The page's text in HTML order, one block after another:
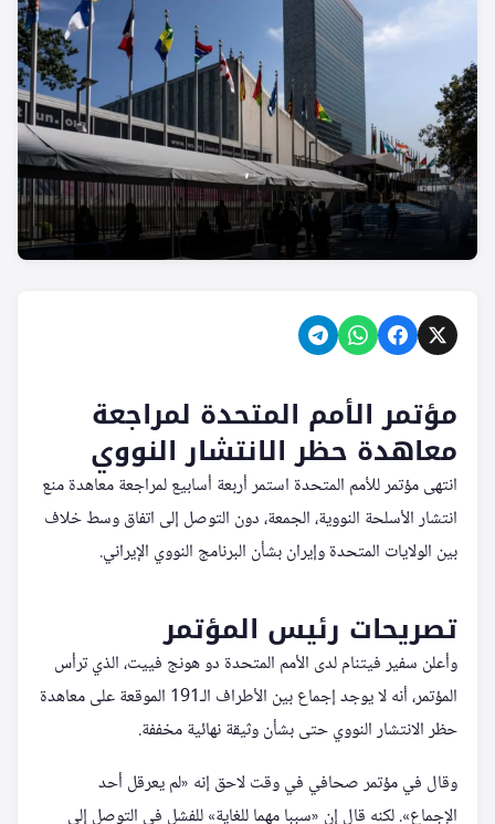
مؤتمر الأمم المتحدة لمراجعة
معاهدة حظر الانتشار النووي
انتهى مؤتمر للأمم المتحدة استمر أربعة أسابيع لمراجعة معاهدة منع
انتشار الأسلحة النووية، الجمعة، دون التوصل إلى اتفاق وسط خلاف
بين الولايات المتحدة وإيران بشأن البرنامج النووي الإيراني.
تصريحات رئيس المؤتمر
وأعلن سفير فيتنام لدى الأمم المتحدة دو هونج فييت، الذي ترأس
المؤتمر، أنه لا يوجد إجماع بين الأطراف الـ191 الموقعة على معاهدة
حظر الانتشار النووي حتى بشأن وثيقة نهائية مخففة.
وقال في مؤتمر صحافي في وقت لاحق إنه «لم يعرقل أحد
الإجماع». لكنه قال إن «سببا مهما للغاية» للفشل في التوصل إلى